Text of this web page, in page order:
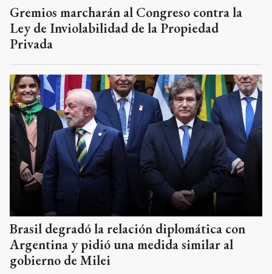
Gremios marcharán al Congreso contra la
Ley de Inviolabilidad de la Propiedad
Privada
Brasil degradó la relación diplomática con
Argentina y pidió una medida similar al
gobierno de Milei